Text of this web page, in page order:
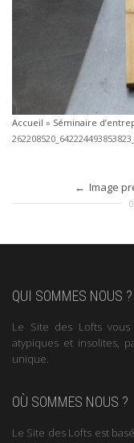
Accueil » Séminaire
Image
QUI SOMMES NOUS ?
Le Site des Lofts
atypiques et insolites,
unique.
OÙ SOMMES NOUS ?
Le Site des Lofts est